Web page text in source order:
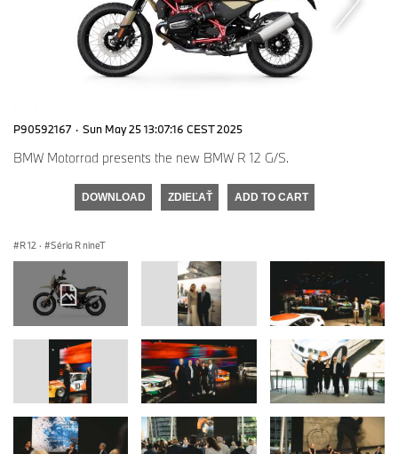
P90592167 · Sun May 25 13:07:16 CEST 2025
BMW Motorrad presents the new BMW R 12 G/S.
DOWNLOAD ZDIEĽAŤ ADD TO CART
R 12 · Séria R nineT